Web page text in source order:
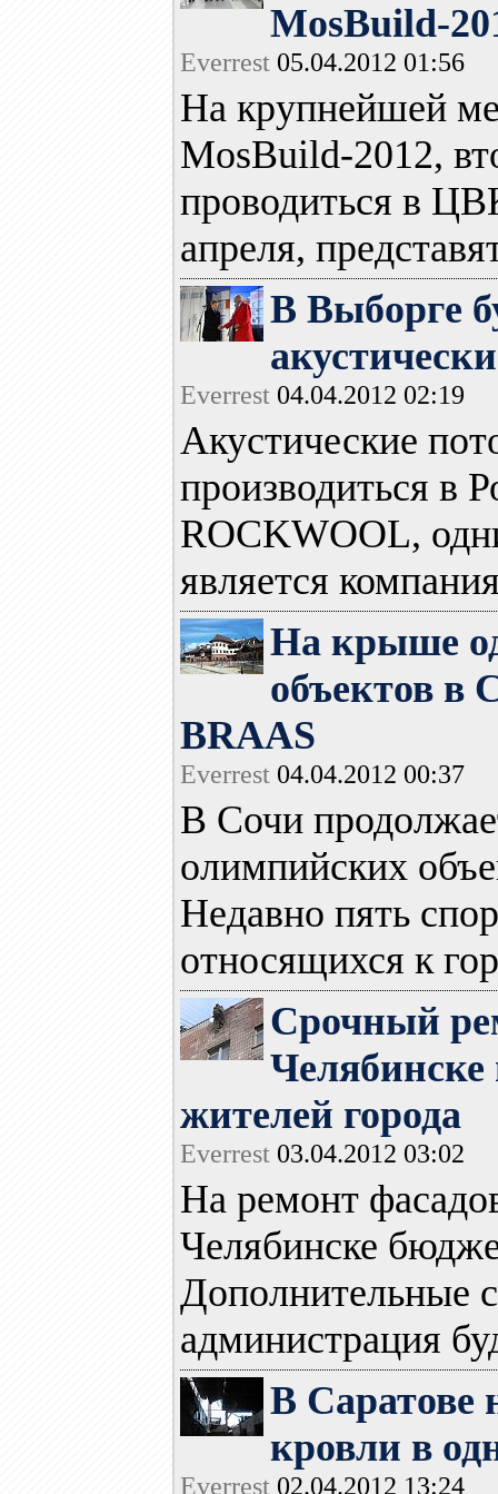
MosBuild-
Everrest 05.04.2012 01:56
На крупнейшей
MosBuild-2012,
проводиться в
апреля,
В Выборге
Everrest 04.04.2012 02:19
Акустические
производиться в
ROCKWOOL,
является
На крыше
объектов в
BRAAS
Everrest 04.04.2012 00:37
В Сочи
олимпийских
Недавно пять
относящихся к
Срочный
жителей города
Everrest 03.04.2012 03:02
На ремонт
Челябинске
Дополнительные
администрация
В Саратове
кровли в
Everrest 02.04.2012 13:24